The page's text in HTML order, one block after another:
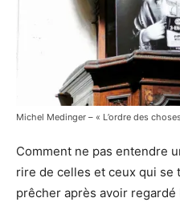
Michel Medinger – « L’ordre des
Comment ne pas entendre
rire de celles et ceux qui se
prêcher après avoir regardé